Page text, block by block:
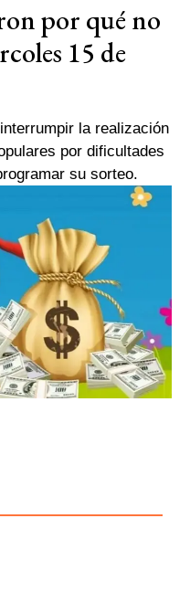
por qué no
15 de
la realización
por dificultades
su sorteo.